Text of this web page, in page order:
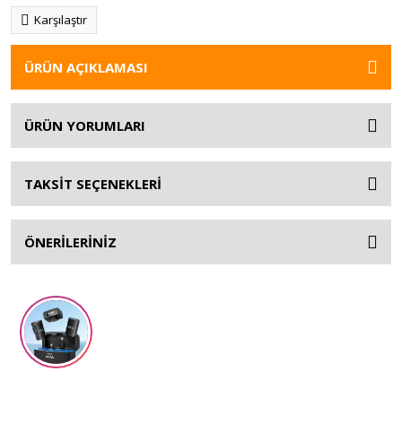
Karşılaştır
ÜRÜN AÇIKLAMASI
ÜRÜN YORUMLARI
TAKSİT SEÇENEKLERİ
ÖNERİLERİNİZ